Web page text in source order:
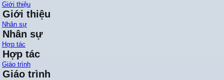
Giới thiệu
Giới thiệu
Nhân sự
Nhân sự
Hợp tác
Hợp tác
Giáo trình
Giáo trình